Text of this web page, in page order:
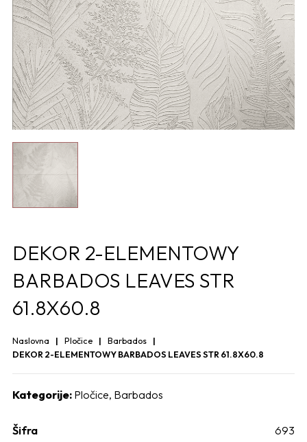
DEKOR 2-ELEMENTOWY
BARBADOS LEAVES STR
61.8X60.8
Naslovna Pločice
Barbados
DEKOR 2-ELEMENTOWY BARBADOS LEAVES STR 61.8X60.8
Kategorije: Pločice, Barbados
Šifra 693